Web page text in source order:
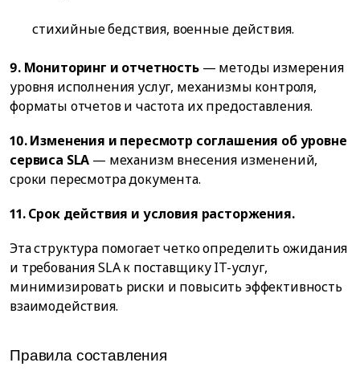
стихийные бедствия, военные действия.
9. Мониторинг и отчетность— методы измерения
уровня исполнения услуг, механизмы контроля,
форматы отчетов и частота их предоставления.
10. Изменения и пересмотр соглашения об уровне
сервиса SLA — механизм внесения изменений,
сроки пересмотра документа.
11. Срок действия и условия расторжения.
Эта структура помогает четко определить ожидания
и требования SLA к поставщику IT-услуг,
минимизировать риски и повысить эффективность
взаимодействия.
Правила составления